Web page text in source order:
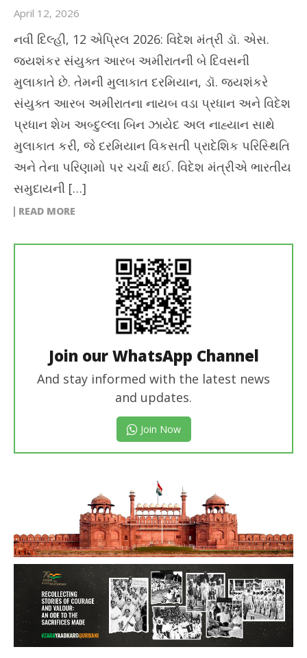
April 12, 2026
નવી દિલ્હી, 12 એપ્રિલ 2026: વિદેશ મંત્રી ડૉ. એસ.
જયશંકર સંયુક્ત આરબ અમીરાતની બે દિવસની
મુલાકાતે છે. તેમની મુલાકાત દરમિયાન, ડૉ. જયશંકરે
સંયુક્ત આરબ અમીરાતના નાયબ વડા પ્રધાન અને વિદેશ
પ્રધાન શેખ અબ્દુલ્લા બિન ઝાયેદ અલ નાહ્યાન સાથે
મુલાકાત કરી, જે દરમિયાન વિકસતી પ્રાદેશિક પરિસ્થિતિ
અને તેના પરિણામો પર ચર્ચા થઈ. વિદેશ મંત્રીએ ભારતીય
સમુદાયની […]
READ MORE
Join our WhatsApp Channel
And stay informed with the latest news
and updates.
Join Now